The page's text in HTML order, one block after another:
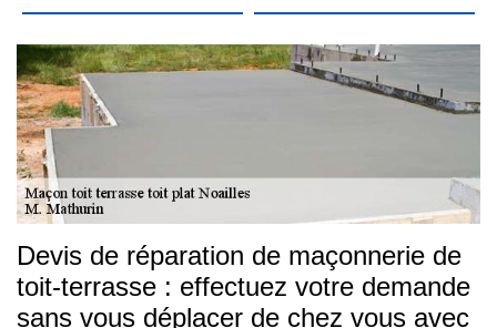
Devis de réparation de maçonnerie de
toit-terrasse : effectuez votre demande
sans vous déplacer de chez vous avec